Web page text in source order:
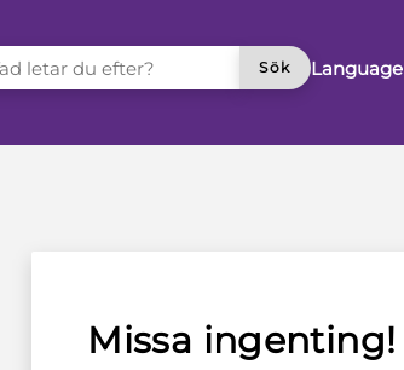
LETAR DU EFTER?
Sök
Language
Missa ingenting!